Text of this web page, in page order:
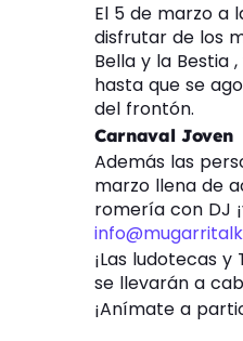
El 5 de marzo a
disfrutar de los
Bella y la Bestia
hasta que se
del frontón.
Carnaval Joven
Además las
marzo llena de
romería con DJ
¡Las ludotecas
se llevarán a
¡Anímate a